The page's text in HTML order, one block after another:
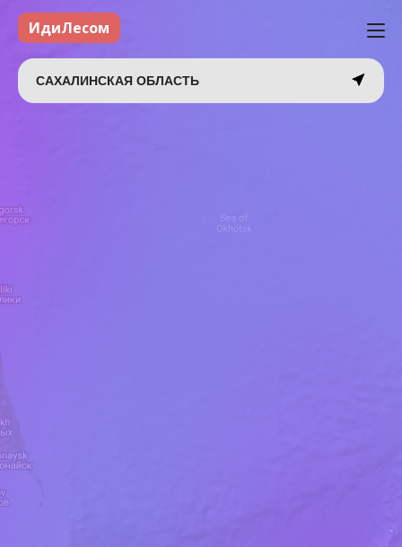
ИдиЛесом
САХАЛИНСКАЯ ОБЛАСТЬ